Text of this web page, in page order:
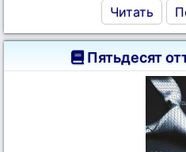
Читать
Пятьдесят